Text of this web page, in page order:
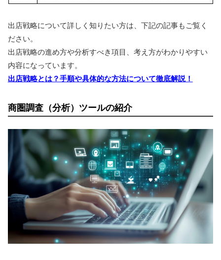
出店戦略について詳しく知りたい方は、下記の記事もご覧く
ださい。
出店戦略の進め方や分析すべき項目、考え方がわかりやすい
内容になっています。
出店戦略とは？手順や具体的な方法について徹底解説！
商圏調査（分析）ツールの紹介